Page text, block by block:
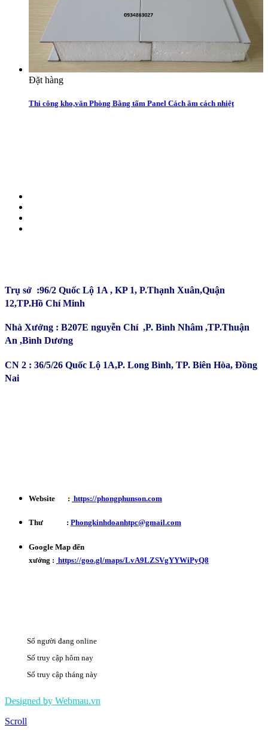
Đặt hàng
Thi công kho,văn Phòng Bằng tấm Panel Cách âm cách nhiệt
Trụ sở :96/2 Quốc Lộ 1A , KP 1, P.Thạnh Xuân,Quận
12,TP.Hồ Chí Minh
Nhà Xưởng : B207E nguyễn Chí ,P. Bình Nhâm ,TP.Thuận
An ,Bình Dương
CN 2 : 36/5/26 Quốc Lộ 1A,P. Long Bình, TP. Biên Hòa, Đồng
Nai
Website : https://phongphunson.com
Thư : Phongkinhdoanhtpc@gmail.com
Google Map đến
xưởng : https://goo.gl/maps/LvA9LZSVgYYWiPyQ8
Số người đang online
Số truy cập hôm nay
Số truy cập tháng này
Designed by Webmau.vn
Scroll